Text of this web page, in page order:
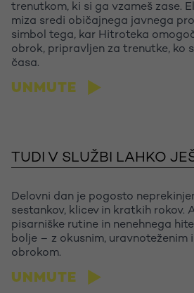
trenutkom, ki si ga vzameš zase.
miza sredi običajnega javnega
simbol tega, kar Hitroteka
obrok, pripravljen za trenutke, ko
časa.
UNMUTE
TUDI V SLUŽBI LAHKO
Delovni dan je pogosto
sestankov, klicev in kratkih rokov.
pisarniške rutine in nenehnega
bolje – z okusnim, uravnoteženim
obrokom.
UNMUTE